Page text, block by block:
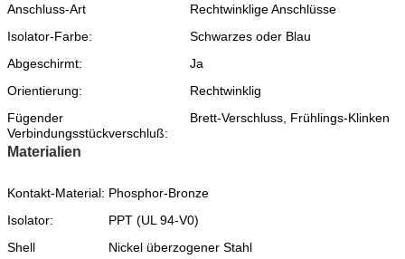
Anschluss-Art
Rechtwinklige Anschlüsse
Isolator-Farbe:
Schwarzes oder Blau
Abgeschirmt:
Ja
Orientierung:
Rechtwinklig
Fügender
Verbindungsstückverschluß:
Brett-Verschluss, Frühlings-Klinken
Materialien
Kontakt-Material: Phosphor-Bronze
Isolator:
PPT (UL 94-V0)
Shell
Nickel überzogener Stahl